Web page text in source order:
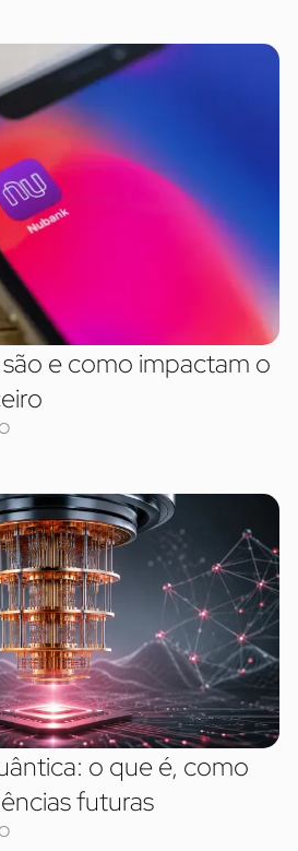
e como impactam o
o que é, como
futuras